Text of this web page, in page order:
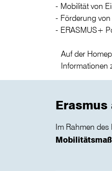
Mobilität von
Förderung
ERASMUS+
Auf der
Informationen
Erasmus
Im Rahmen